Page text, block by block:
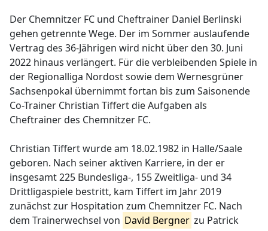
Der Chemnitzer FC und Cheftrainer Daniel Berlinski
gehen getrennte Wege. Der im Sommer auslaufende
Vertrag des 36-Jährigen wird nicht über den 30. Juni
2022 hinaus verlängert. Für die verbleibenden Spiele in
der Regionalliga Nordost sowie dem Wernesgrüner
Sachsenpokal übernimmt fortan bis zum Saisonende
Co-Trainer Christian Tiffert die Aufgaben als
Cheftrainer des Chemnitzer FC.
Christian Tiffert wurde am 18.02.1982 in Halle/Saale
geboren. Nach seiner aktiven Karriere, in der er
insgesamt 225 Bundesliga-, 155 Zweitliga- und 34
Drittligaspiele bestritt, kam Tiffert im Jahr 2019
zunächst zur Hospitation zum Chemnitzer FC. Nach
dem Trainerwechsel von David Bergner zu Patrick